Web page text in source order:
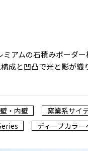
アムの石積みボーダ
成と凹凸で光と影が
・内壁 窯業系サイ
ディープカラー